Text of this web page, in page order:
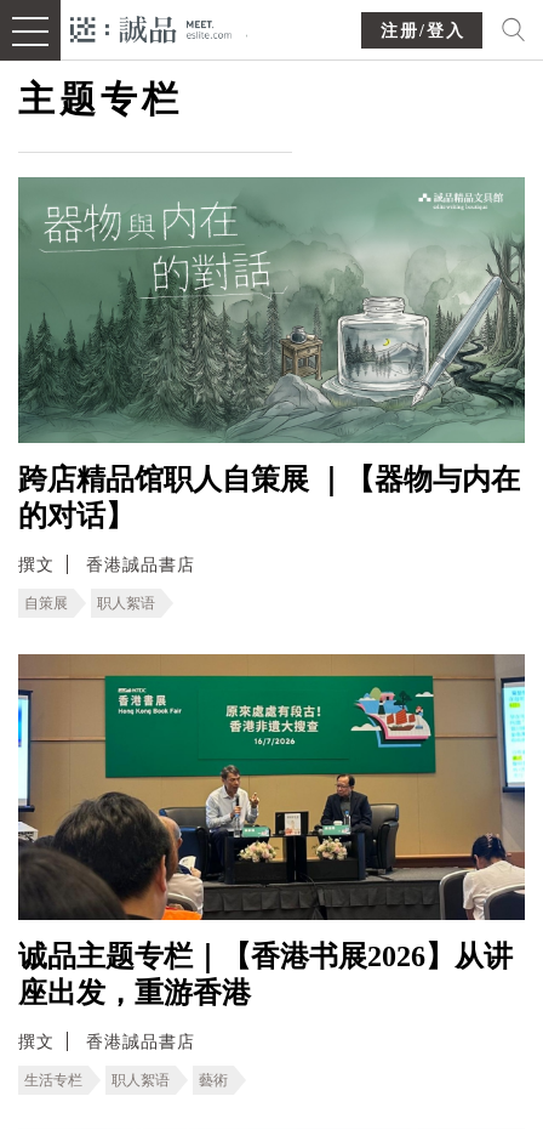
注册/登入
主题专栏
跨店精品馆职人自策展 ｜【器物与内在
的对话】
撰文 香港誠品書店
自策展 职人絮语
诚品主题专栏｜【香港书展2026】从讲
座出发，重游香港
撰文 香港誠品書店
生活专栏 职人絮语 藝術